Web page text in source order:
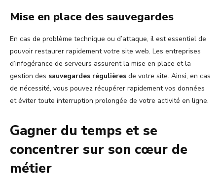
Mise en place des sauvegardes
En cas de problème technique ou d’attaque, il est essentiel de
pouvoir restaurer rapidement votre site web. Les entreprises
d’infogérance de serveurs assurent la mise en place et la
gestion des sauvegardes régulières de votre site. Ainsi, en cas
de nécessité, vous pouvez récupérer rapidement vos données
et éviter toute interruption prolongée de votre activité en ligne.
Gagner du temps et se
concentrer sur son cœur de
métier